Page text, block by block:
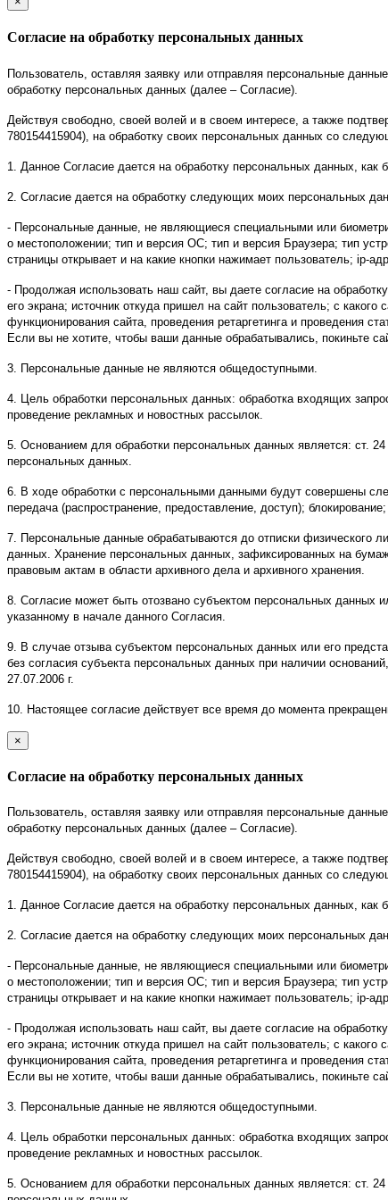
закрыть
Согласие на обработку персональных данных
Пользователь, оставляя заявку или отправляя персональные
обработку персональных данных (далее – Согласие).
Действуя свободно, своей волей и в своем интересе, а также
780154415904), на обработку своих персональных данных со
1. Данное Согласие дается на обработку персональных данных, как
2. Согласие дается на обработку следующих моих персональных
- Персональные данные, не являющиеся специальными или
о местоположении; тип и версия ОС; тип и версия Браузера; тип
страницы открывает и на какие кнопки нажимает пользователь; ip-
- Продолжая использовать наш сайт, вы даете согласие на
его экрана; источник откуда пришел на сайт пользователь; с
функционирования сайта, проведения ретаргетинга и проведения
Если вы не хотите, чтобы ваши данные обрабатывались, покиньте
3. Персональные данные не являются общедоступными.
4. Цель обработки персональных данных: обработка входящих
проведение рекламных и новостных рассылок.
5. Основанием для обработки персональных данных является: ст.
персональных данных.
6. В ходе обработки с персональными данными будут совершены
передача (распространение, предоставление, доступ);
7. Персональные данные обрабатываются до отписки физического
данных. Хранение персональных данных, зафиксированных на
правовым актам в области архивного дела и архивного хранения.
8. Согласие может быть отозвано субъектом персональных данных
указанному в начале данного Согласия.
9. В случае отзыва субъектом персональных данных или его
без согласия субъекта персональных данных при наличии
27.07.2006 г.
10. Настоящее согласие действует все время до момента
×
закрыть
Согласие на обработку персональных данных
Пользователь, оставляя заявку или отправляя персональные
обработку персональных данных (далее – Согласие).
Действуя свободно, своей волей и в своем интересе, а также
780154415904), на обработку своих персональных данных со
1. Данное Согласие дается на обработку персональных данных, как
2. Согласие дается на обработку следующих моих персональных
- Персональные данные, не являющиеся специальными или
о местоположении; тип и версия ОС; тип и версия Браузера; тип
страницы открывает и на какие кнопки нажимает пользователь; ip-
- Продолжая использовать наш сайт, вы даете согласие на
его экрана; источник откуда пришел на сайт пользователь; с
функционирования сайта, проведения ретаргетинга и проведения
Если вы не хотите, чтобы ваши данные обрабатывались, покиньте
3. Персональные данные не являются общедоступными.
4. Цель обработки персональных данных: обработка входящих
проведение рекламных и новостных рассылок.
5. Основанием для обработки персональных данных является: ст.